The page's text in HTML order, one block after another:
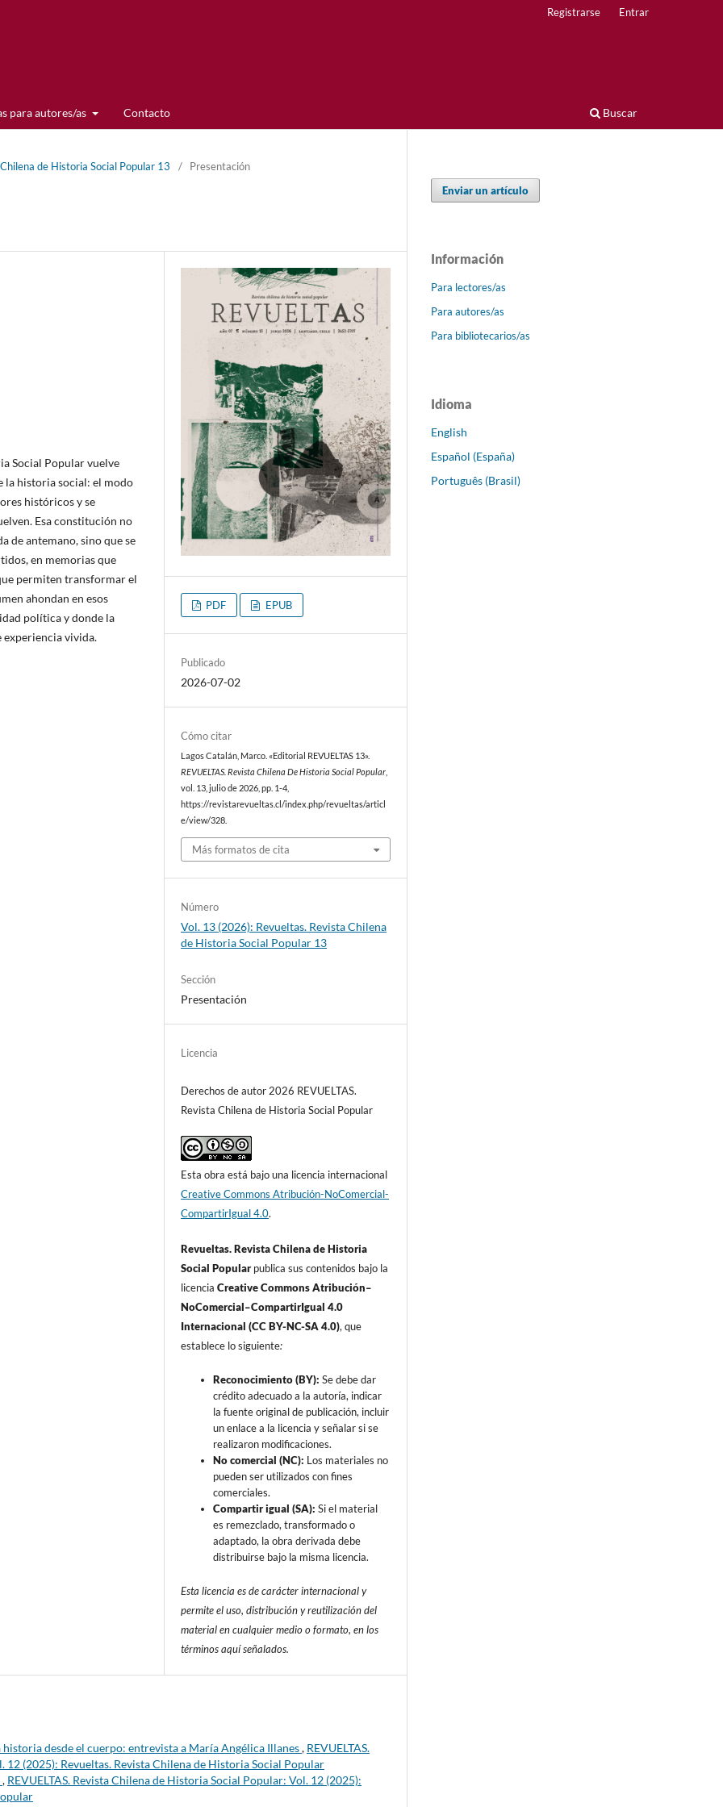
para autores/as Contacto Buscar
Registrarse Entrar
de Historia Social Popular 13 / Presentación
Social Popular vuelve
la historia social: el modo
históricos y se
Esa constitución no
de antemano, sino que se
en memorias que
permiten transformar el
ahondan en esos
política y donde la
experiencia vivida.
PDF EPUB
Publicado
2026-07-02
Cómo citar
Lagos Catalán, Marco. «Editorial REVUELTAS 13».
REVUELTAS. Revista Chilena De Historia Social Popular,
vol. 13, julio de 2026, pp. 1-4,
https://revistarevueltas.cl/index.php/revueltas/articl
e/view/328.
Más formatos de cita
Número
Vol. 13 (2026): Revueltas. Revista Chilena
de Historia Social Popular 13
Sección
Presentación
Licencia
Derechos de autor 2026 REVUELTAS.
Revista Chilena de Historia Social Popular
Esta obra está bajo una licencia internacional
Creative Commons Atribución-NoComercial-
CompartirIgual 4.0.
Revueltas. Revista Chilena de Historia
Social Popularpublica sus contenidos bajo la
licenciaCreative Commons Atribución–
NoComercial–CompartirIgual 4.0
Internacional (CC BY-NC-SA 4.0), que
establece lo siguiente:
Reconocimiento (BY): Se debe dar
crédito adecuado a la autoría, indicar
la fuente original de publicación, incluir
un enlace a la licencia y señalar si se
realizaron modificaciones.
No comercial (NC): Los materiales no
pueden ser utilizados con fines
comerciales.
Compartir igual (SA): Si el material
es remezclado, transformado o
adaptado, la obra derivada debe
distribuirse bajo la misma licencia.
Esta licencia es de carácter internacional y
permite el uso, distribución y reutilización del
material en cualquier medio o formato, en los
términos aquí señalados.
historia desde el cuerpo: entrevista a María Angélica Illanes, REVUELTAS.
(2025): Revueltas. Revista Chilena de Historia Social Popular
, REVUELTAS. Revista Chilena de Historia Social Popular: Vol. 12 (2025):
Enviar un artículo
Información
Para lectores/as
Para autores/as
Para bibliotecarios/as
Idioma
English
Español (España)
Português (Brasil)